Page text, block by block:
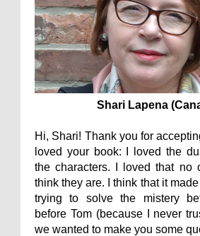
Shari Lapena
Hi, Shari! Thank you for
loved your book: I loved the
the characters. I loved that no
think they are. I think that it
trying to solve the mistery
before Tom (because I never
we wanted to make you some